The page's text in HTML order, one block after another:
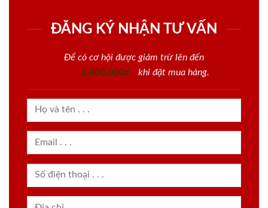
ĐĂNG KÝ NHẬN TƯ VẤN
Để có cơ hội được giảm trừ lên đến
1.000.000đ
khi đặt mua hàng.